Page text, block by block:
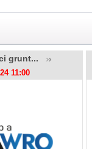
grunt...
11:00